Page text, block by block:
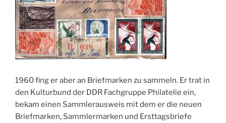
1960 fing er aber an Briefmarken zu sammeln. Er trat in
den Kulturbund der DDR Fachgruppe Philatelie ein,
bekam einen Sammlerausweis mit dem er die neuen
Briefmarken, Sammlermarken und Ersttagsbriefe